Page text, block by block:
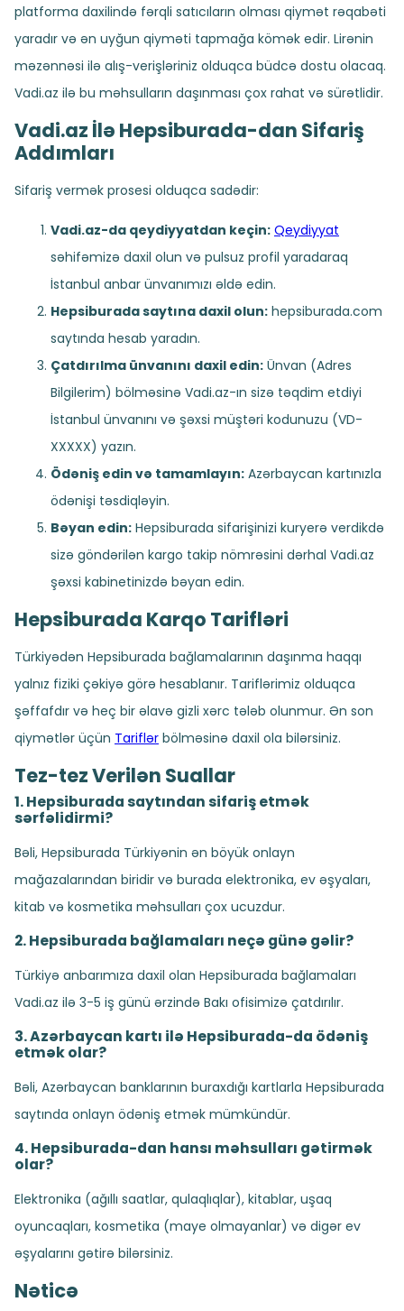
platforma daxilində fərqli satıcıların olması qiymət rəqabəti
yaradır və ən uyğun qiyməti tapmağa kömək edir. Lirənin
məzənnəsi ilə alış-verişləriniz olduqca büdcə dostu olacaq.
Vadi.az ilə bu məhsulların daşınması çox rahat və sürətlidir.
Vadi.az İlə Hepsiburada-dan Sifariş
Addımları
Sifariş vermək prosesi olduqca sadədir:
Vadi.az-da qeydiyyatdan keçin: Qeydiyyat
səhifəmizə daxil olun və pulsuz profil yaradaraq
İstanbul anbar ünvanımızı əldə edin.
Hepsiburada saytına daxil olun: hepsiburada.com
saytında hesab yaradın.
Çatdırılma ünvanını daxil edin: Ünvan (Adres
Bilgilerim) bölməsinə Vadi.az-ın sizə təqdim etdiyi
İstanbul ünvanını və şəxsi müştəri kodunuzu (VD-
XXXXX) yazın.
Ödəniş edin və tamamlayın: Azərbaycan kartınızla
ödənişi təsdiqləyin.
Bəyan edin: Hepsiburada sifarişinizi kuryerə verdikdə
sizə göndərilən kargo takip nömrəsini dərhal Vadi.az
şəxsi kabinetinizdə bəyan edin.
Hepsiburada Karqo Tarifləri
Türkiyədən Hepsiburada bağlamalarının daşınma haqqı
yalnız fiziki çəkiyə görə hesablanır. Tariflərimiz olduqca
şəffafdır və heç bir əlavə gizli xərc tələb olunmur. Ən son
qiymətlər üçün Tariflər bölməsinə daxil ola bilərsiniz.
Tez-tez Verilən Suallar
1. Hepsiburada saytından sifariş etmək
sərfəlidirmi?
Bəli, Hepsiburada Türkiyənin ən böyük onlayn
mağazalarından biridir və burada elektronika, ev əşyaları,
kitab və kosmetika məhsulları çox ucuzdur.
2. Hepsiburada bağlamaları neçə günə gəlir?
Türkiyə anbarımıza daxil olan Hepsiburada bağlamaları
Vadi.az ilə 3-5 iş günü ərzində Bakı ofisimizə çatdırılır.
3. Azərbaycan kartı ilə Hepsiburada-da ödəniş
etmək olar?
Bəli, Azərbaycan banklarının buraxdığı kartlarla Hepsiburada
saytında onlayn ödəniş etmək mümkündür.
4. Hepsiburada-dan hansı məhsulları gətirmək
olar?
Elektronika (ağıllı saatlar, qulaqlıqlar), kitablar, uşaq
oyuncaqları, kosmetika (maye olmayanlar) və digər ev
əşyalarını gətirə bilərsiniz.
Nəticə